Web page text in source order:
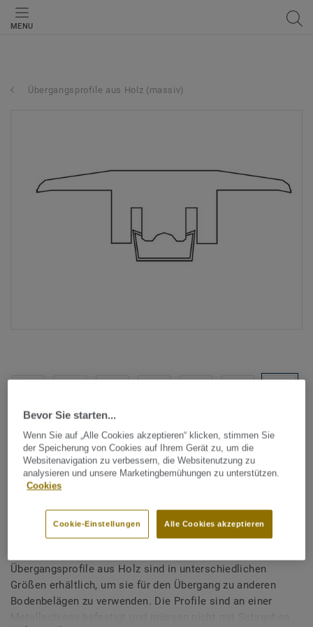
MENU
Übergangsprofile aus Holz (massiv)
Alle Designs anzeigen (7)
Zubehör
Übergangsprofile aus Holz
(massiv) - Übergangsprofil
58x20 13-17mm
Übergangsprofile aus Holz sind in unterschiedlichen
Größen erhältlich, um sie für den Übergang zu anderen
Bodenbelägen zu verwenden. Die Profile sind an einer
Bevor Sie starten...
Wenn Sie auf „Alle Cookies akzeptieren“ klicken, stimmen Sie
der Speicherung von Cookies auf Ihrem Gerät zu, um die
Websitenavigation zu verbessern, die Websitenutzung zu
analysieren und unsere Marketingbemühungen zu unterstützen.
Cookies
Alle Cookies akzeptieren
Cookie-Einstellungen